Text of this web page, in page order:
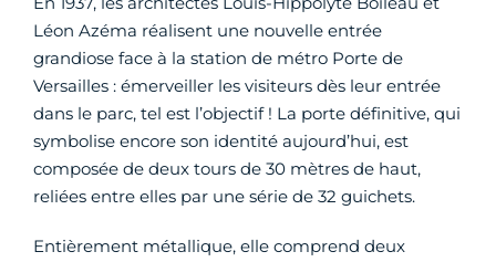
Léon Azéma réalisent une nouvelle entrée
grandiose face à la station de métro Porte de
Versailles : émerveiller les visiteurs dès leur entrée
dans le parc, tel est l’objectif ! La porte définitive, qui
symbolise encore son identité aujourd’hui, est
composée de deux tours de 30 mètres de haut,
reliées entre elles par une série de 32 guichets.
Entièrement métallique, elle comprend deux